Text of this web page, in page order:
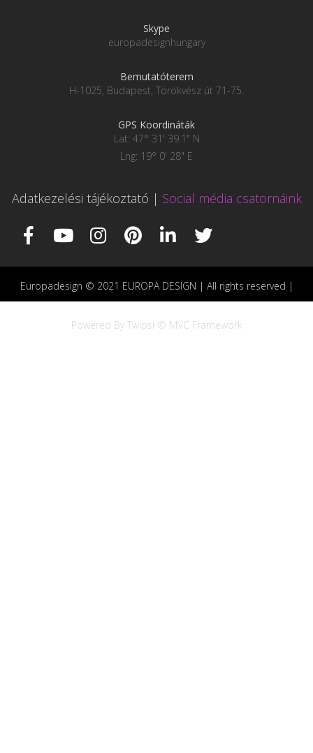
Skype
europadesignhungary
Bemutatóterem
H-1025, Budapest, Törökvész út 71-75.
GPS Koordináták
Lat: 47° 31' 39.1" N
Lng: 19° 0' 28" E
Adatkezelési tájékoztató | Social média csatornáink
Europadesign © 2021 EUROPA DESIGN | All rights reserved |
Powered By Twipsi © MVC Framework